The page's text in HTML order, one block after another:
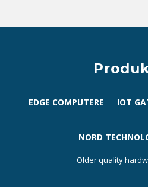
EDGE COMPUTERE IOT
NORD
Older quality